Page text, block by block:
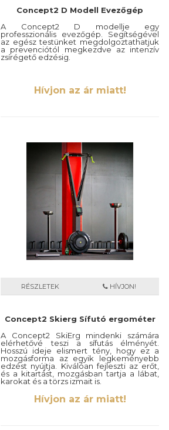
Concept2 D Modell Evezőgép
A Concept2 D modellje egy
professzionális evezőgép. Segítségével
az egész testünket megdolgoztathatjuk
a prevenciótól megkezdve az intenzív
zsírégető edzésig.
Hívjon az ár miatt!
RÉSZLETEK HÍVJON!
Concept2 Skierg Sífutó ergométer
A Concept2 SkiErg mindenki számára
elérhetővé teszi a sífutás élményét.
Hosszú ideje elismert tény, hogy ez a
mozgásforma az egyik legkeményebb
edzést nyújtja. Kiválóan fejleszti az erőt,
és a kitartást, mozgásban tartja a lábat,
karokat és a törzs izmait is.
A SkiErg ugyanazt a légellenállást és
kijelzőt használja, mint a beltéri evező
Hívjon az ár miatt!